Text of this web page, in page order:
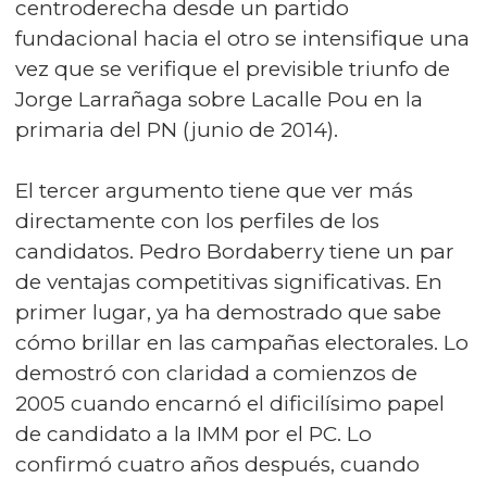
centroderecha desde un partido
fundacional hacia el otro se intensifique una
vez que se verifique el previsible triunfo de
Jorge Larrañaga sobre Lacalle Pou en la
primaria del PN (junio de 2014).
El tercer argumento tiene que ver más
directamente con los perfiles de los
candidatos. Pedro Bordaberry tiene un par
de ventajas competitivas significativas. En
primer lugar, ya ha demostrado que sabe
cómo brillar en las campañas electorales. Lo
demostró con claridad a comienzos de
2005 cuando encarnó el dificilísimo papel
de candidato a la IMM por el PC. Lo
confirmó cuatro años después, cuando